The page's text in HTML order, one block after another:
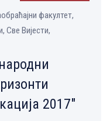
факултет,
Све Вијести,
2017″